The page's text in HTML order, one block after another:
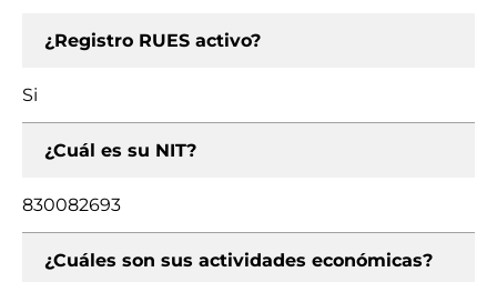
¿Registro RUES activo?
Si
¿Cuál es su NIT?
830082693
¿Cuáles son sus actividades económicas?